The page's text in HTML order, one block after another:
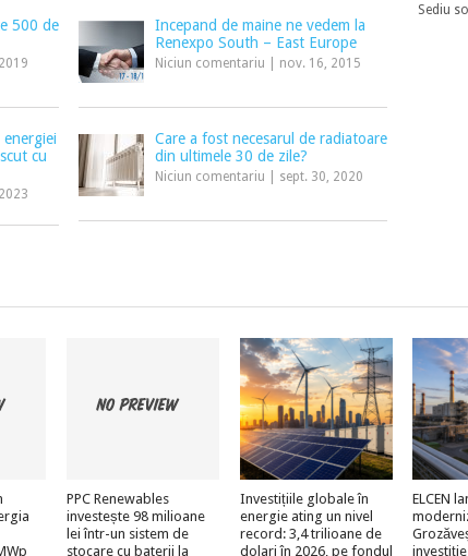
500 de
Incepand de maine ne vedem la
Renexpo South – East Europe
Niciun comentariu nov. 16, 2015
cu
Care a fost necesarul de radiatoare
din ultimele 30 de zile?
Niciun comentariu sept. 30, 2020
Sediu
PPC Renewables
investește 98 milioane
lei într-un sistem de
stocare cu baterii la
Investițiile globale în
energie ating un nivel
record: 3,4 trilioane de
dolari în 2026, pe fondul
ELCEN